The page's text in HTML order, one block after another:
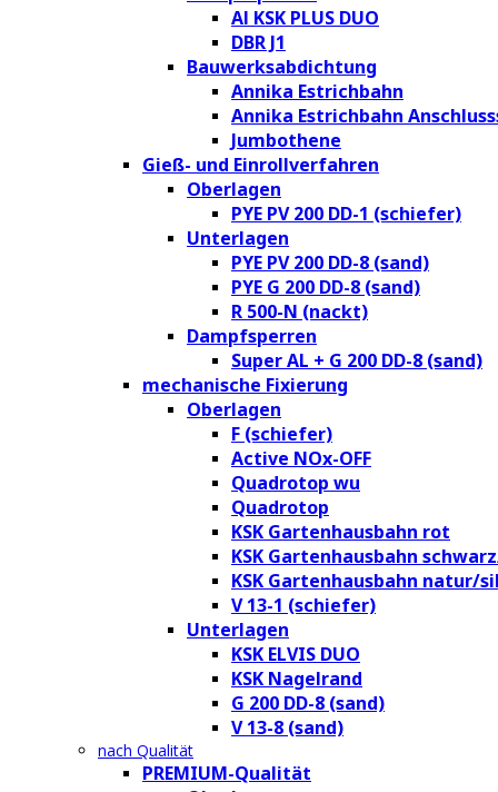
Al KSK PLUS DUO
DBR J1
Bauwerksabdichtung
Annika Estrichbahn
Annika Estrichbahn
Jumbothene
Gieß- und Einrollverfahren
Oberlagen
PYE PV 200 DD-1 (schiefer)
Unterlagen
PYE PV 200 DD-8 (sand)
PYE G 200 DD-8 (sand)
R 500-N (nackt)
Dampfsperren
Super AL + G 200 DD-8 (sand)
mechanische Fixierung
Oberlagen
F (schiefer)
Active NOx-OFF
Quadrotop wu
Quadrotop
KSK Gartenhausbahn rot
KSK Gartenhausbahn
KSK Gartenhausbahn natur/
V 13-1 (schiefer)
Unterlagen
KSK ELVIS DUO
KSK Nagelrand
G 200 DD-8 (sand)
V 13-8 (sand)
nach Qualität
PREMIUM-Qualität